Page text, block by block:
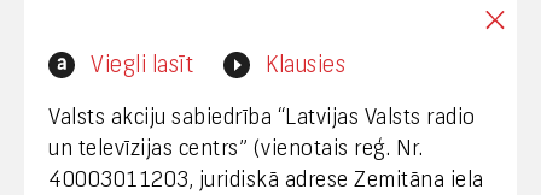
Viegli lasīt Klausies
Valsts akciju sabiedrība “Latvijas Valsts radio
un televīzijas centrs” (vienotais reģ. Nr.
40003011203, juridiskā adrese Zemitāna iela
Interneta vietnes www.lvrtc.lv administrators: